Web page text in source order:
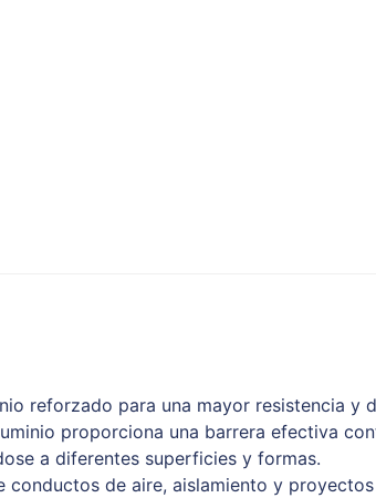
reforzado para una mayor resistencia y
proporciona una barrera efectiva
a diferentes superficies y formas.
de aire, aislamiento y